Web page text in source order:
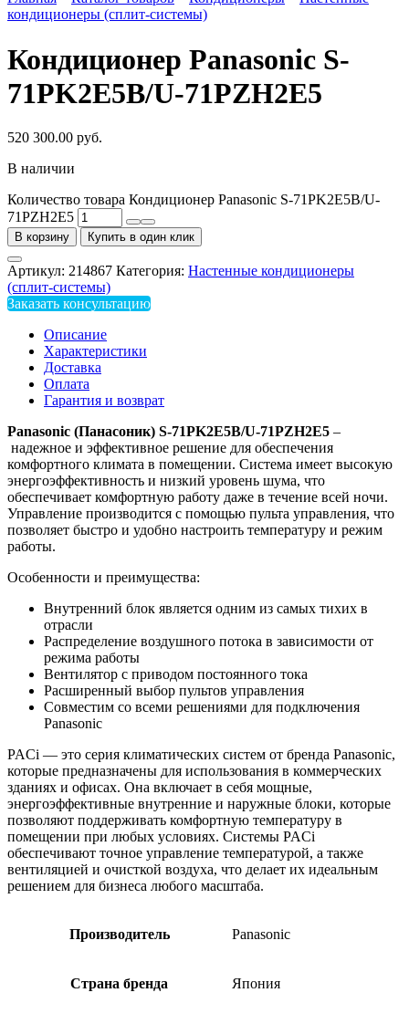
кондиционеры (сплит-системы)
Кондиционер Panasonic S-
71PK2E5B/U-71PZH2E5
520 300.00 руб.
В наличии
Количество товара Кондиционер Panasonic S-71PK2E5B/U-
71PZH2E5
В корзину Купить в один клик
Артикул: 214867 Категория: Настенные кондиционеры
(сплит-системы)
Заказать консультацию
Описание
Характеристики
Доставка
Оплата
Гарантия и возврат
Panasonic (Панасоник) S-71PK2E5B/U-71PZH2E5 –
надежное и эффективное решение для обеспечения
комфортного климата в помещении. Система имеет высокую
энергоэффективность и низкий уровень шума, что
обеспечивает комфортную работу даже в течение всей ночи.
Управление производится с помощью пульта управления, что
позволяет быстро и удобно настроить температуру и режим
работы.
Особенности и преимущества:
Внутренний блок является одним из самых тихих в
отрасли
Распределение воздушного потока в зависимости от
режима работы
Вентилятор с приводом постоянного тока
Расширенный выбор пультов управления
Совместим со всеми решениями для подключения
Panasonic
PACi — это серия климатических систем от бренда Panasonic,
которые предназначены для использования в коммерческих
зданиях и офисах. Она включает в себя мощные,
энергоэффективные внутренние и наружные блоки, которые
позволяют поддерживать комфортную температуру в
помещении при любых условиях. Системы PACi
обеспечивают точное управление температурой, а также
вентиляцией и очисткой воздуха, что делает их идеальным
решением для бизнеса любого масштаба.
Производитель Panasonic
Страна бренда Япония